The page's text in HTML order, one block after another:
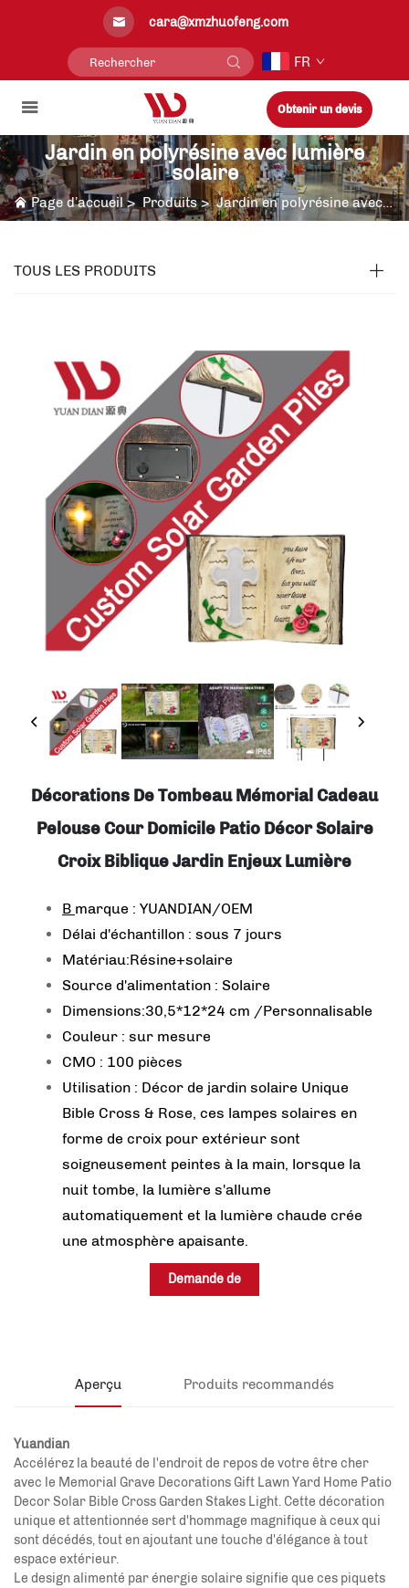
cara@xmzhuofeng.com
FR
Obtenir un devis
Jardin en polyrésine avec lumière
solaire
Page d’accueil> Produits>Jardin en polyrésine avec lumière solaire
TOUS LES PRODUITS
Décorations De Tombeau Mémorial Cadeau
Pelouse Cour Domicile Patio Décor Solaire
Croix Biblique Jardin Enjeux Lumière
B marque : YUANDIAN/OEM
Délai d'échantillon : sous 7 jours
Matériau:Résine+solaire
Source d'alimentation : Solaire
Dimensions:30,5*12*24 cm /Personnalisable
Couleur : sur mesure
CMO : 100 pièces
Utilisation : Décor de jardin solaire Unique
Bible Cross & Rose, ces lampes solaires en
forme de croix pour extérieur sont
soigneusement peintes à la main, lorsque la
nuit tombe, la lumière s'allume
automatiquement et la lumière chaude crée
une atmosphère apaisante.
Demande de
Aperçu Produits recommandés
Yuandian
Accélérez la beauté de l'endroit de repos de votre être cher
avec le Memorial Grave Decorations Gift Lawn Yard Home Patio
Decor Solar Bible Cross Garden Stakes Light. Cette décoration
unique et attentionnée sert d'hommage magnifique à ceux qui
sont décédés, tout en ajoutant une touche d'élégance à tout
espace extérieur.
Le design alimenté par énergie solaire signifie que ces piquets